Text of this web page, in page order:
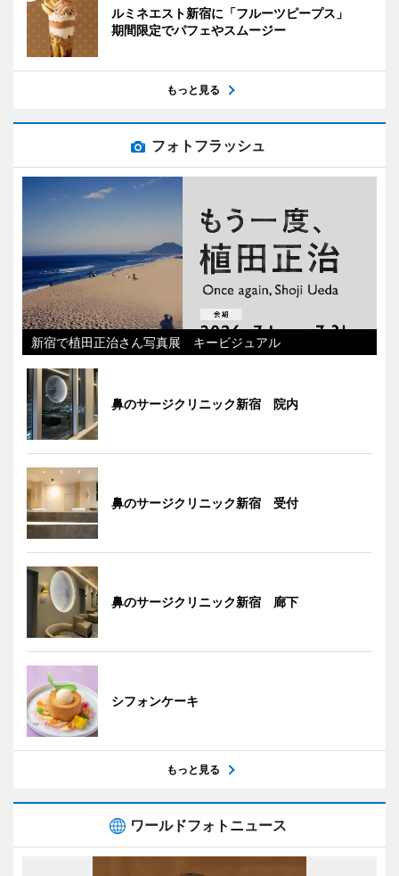
ルミネエスト新宿に「フルーツピープス」
期間限定でパフェやスムージー
もっと見る
フォトフラッシュ
新宿で植田正治さん写真展 キービジュアル
鼻のサージクリニック新宿 院内
鼻のサージクリニック新宿 受付
鼻のサージクリニック新宿 廊下
シフォンケーキ
もっと見る
ワールドフォトニュース